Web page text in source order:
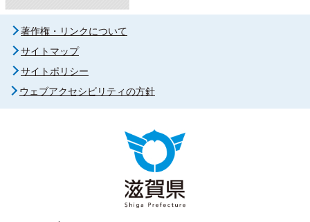
著作権・リンクについて
サイトマップ
サイトポリシー
ウェブアクセシビリティの方針